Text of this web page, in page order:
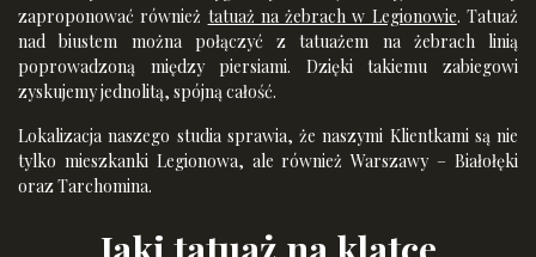
zaproponować również tatuaż na żebrach w Legionowie. Tatuaż
nad biustem można połączyć z tatuażem na żebrach linią
poprowadzoną między piersiami. Dzięki takiemu zabiegowi
zyskujemy jednolitą, spójną całość.
Lokalizacja naszego studia sprawia, że naszymi Klientkami są nie
tylko mieszkanki Legionowa, ale również Warszawy – Białołęki
oraz Tarchomina.